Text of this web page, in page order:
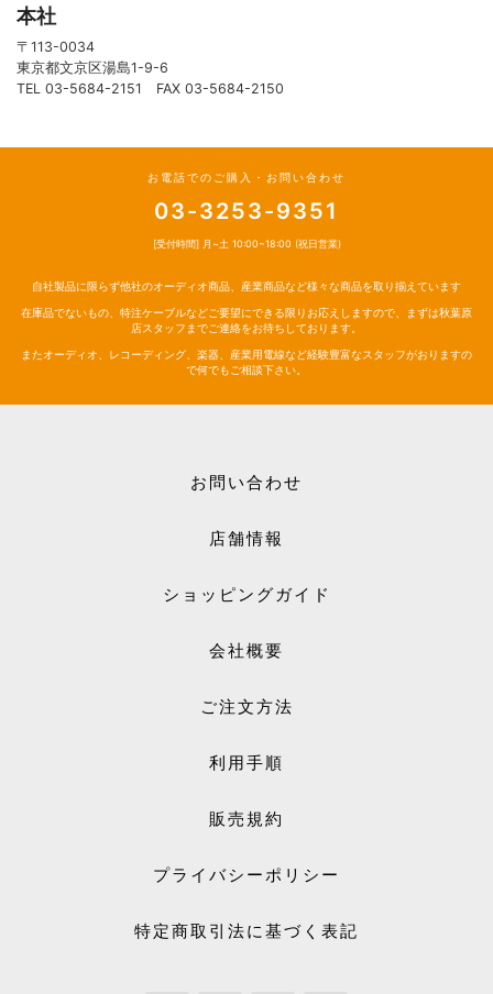
本社
〒113-0034
東京都文京区湯島1-9-6
TEL 03-5684-2151 FAX 03-5684-2150
お電話でのご購入・お問い合わせ
03-3253-9351
[受付時間] 月~土 10:00~18:00 (祝日営業)
自社製品に限らず他社のオーディオ商品、産業商品など様々な商品を取り揃えています
在庫品でないもの、特注ケーブルなどご要望にできる限りお応えしますので、まずは秋葉原
店スタッフまでご連絡をお待ちしております。
またオーディオ、レコーディング、楽器、産業用電線など経験豊富なスタッフがおりますの
で何でもご相談下さい。
お問い合わせ
店舗情報
ショッピングガイド
会社概要
ご注文方法
利用手順
販売規約
プライバシーポリシー
特定商取引法に基づく表記